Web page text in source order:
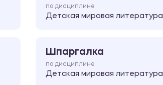
по дисциплине
Детская мировая литература
Шпаргалка
по дисциплине
Детская мировая литература